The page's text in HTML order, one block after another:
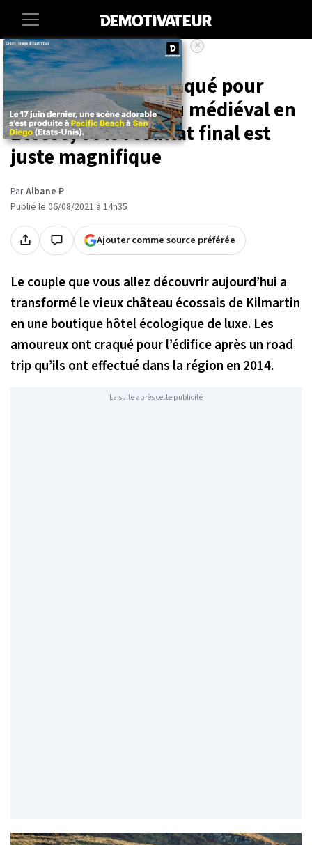
Accueil Societe Maison
Ce couple a tout plaqué pour
rénover un château médiéval en
Écosse, et le résultat final est
juste magnifique
ParAlbane P
Publié le 06/08/2021 à 14h35
Ajouter comme source préférée
Le couple que vous allez découvrir aujourd’hui a
transformé le vieux château écossais de Kilmartin
en une boutique hôtel écologique de luxe. Les
amoureux ont craqué pour l’édifice après un road
trip qu’ils ont effectué dans la région en 2014.
La suite après cette publicité
×